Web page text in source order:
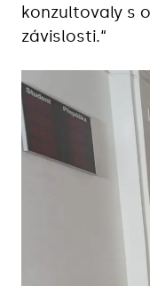
konzultovaly s
závislosti.“